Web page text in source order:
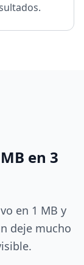
en 3
en 1 MB y
deje mucho